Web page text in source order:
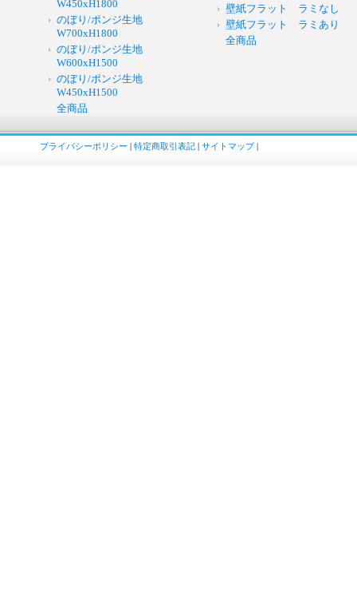
W450xH1800
のぼり/ポンジ生地
W700xH1800
のぼり/ポンジ生地
W600xH1500
のぼり/ポンジ生地
W450xH1500
全商品
壁紙フラット ラミなし
壁紙フラット ラミあり
全商品
プライバシーポリシー | 特定商取引表記 | サイトマップ|